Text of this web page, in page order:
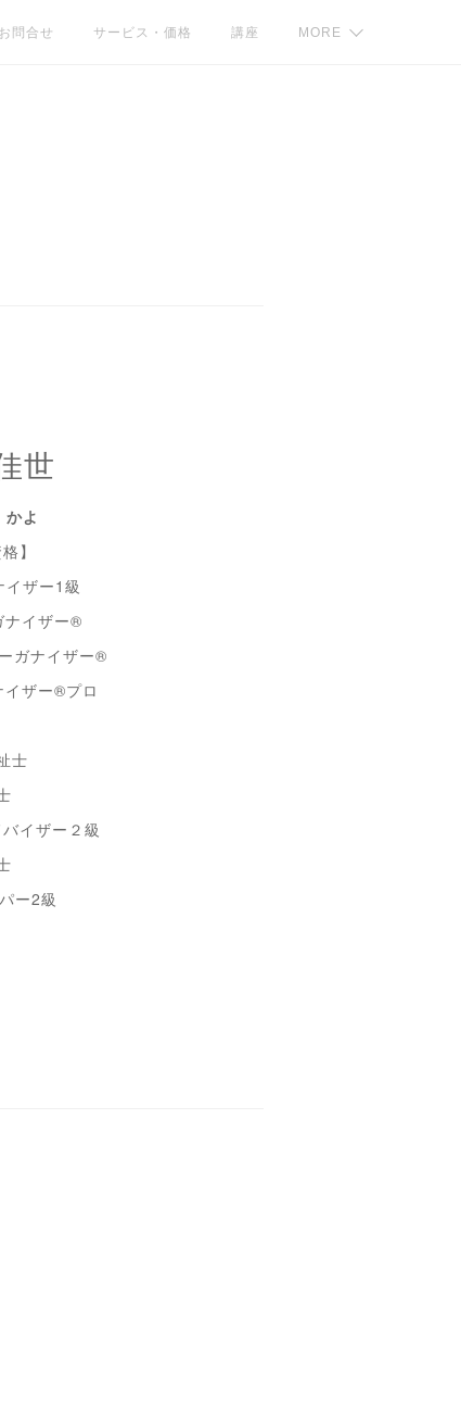
お問合せ サービス・価格 講座 MORE
世
よ
】
イザー1級
ナイザー®
ガナイザー®
イザー®プロ
士
イザー２級
ー2級